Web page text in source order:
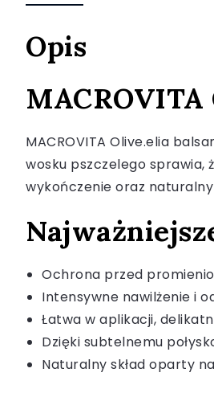
Opis
MACROVITA Olive.elia
wosku pszczelego sprawia,
wykończenie oraz naturalny
Ochrona przed
Intensywne nawilżenie i
Łatwa w aplikacji,
Dzięki subtelnemu
Naturalny skład oparty